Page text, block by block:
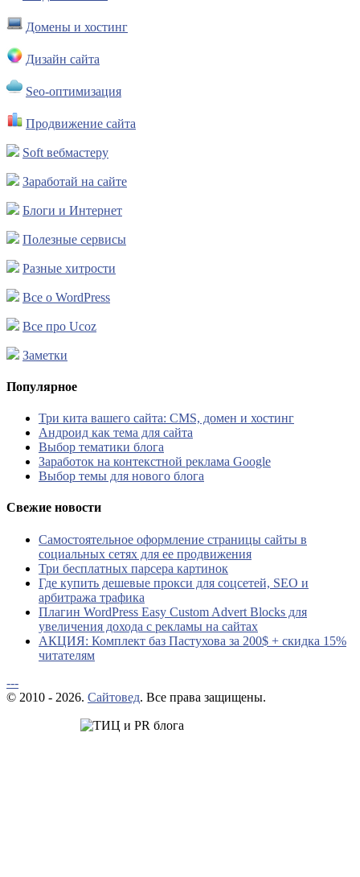
Домены и хостинг
Дизайн сайта
Seo-оптимизация
Продвижение сайта
Soft вебмастеру
Заработай на сайте
Блоги и Интернет
Полезные сервисы
Разные хитрости
Все о WordPress
Все про Ucoz
Заметки
Популярное
Три кита вашего сайта: CMS, домен и хостинг
Андроид как тема для сайта
Выбор тематики блога
Заработок на контекстной реклама Google
Выбор темы для нового блога
Свежие новости
Самостоятельное оформление страницы сайты в
социальных сетях для ее продвижения
Три бесплатных парсера картинок
Где купить дешевые прокси для соцсетей, SEO и
арбитража трафика
Плагин WordPress Easy Custom Advert Blocks для
увеличения дохода с рекламы на сайтах
АКЦИЯ: Комплект баз Пастухова за 200$ + скидка 15%
читателям
---
© 2010 - 2026. Сайтовед. Все права защищены.